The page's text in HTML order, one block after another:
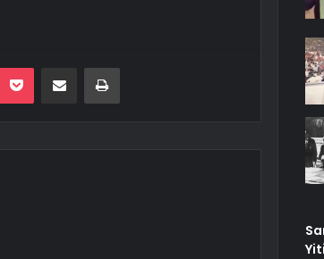
Pocket E-Posta ile paylaş Yazdır